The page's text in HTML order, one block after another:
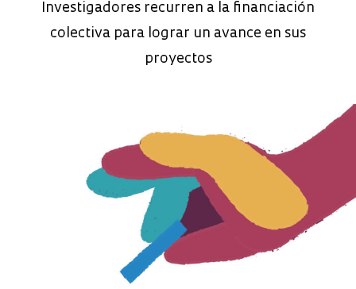
Investigadores recurren a la financiación
colectiva para lograr un avance en sus
proyectos